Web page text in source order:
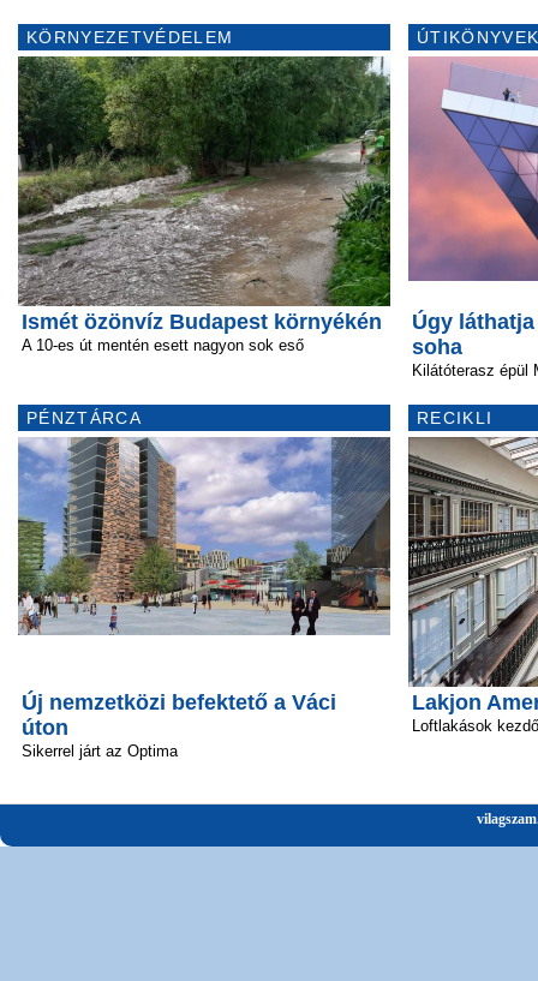
KÖRNYEZETVÉDELEM
Ismét özönvíz Budapest környékén
A 10-es út mentén esett nagyon sok eső
PÉNZTÁRCA
Új nemzetközi befektető a Váci
úton
Sikerrel járt az Optima
Úgy
soha
Kilátóterasz épül
RECIKLI
Lakjon
Loftlakások